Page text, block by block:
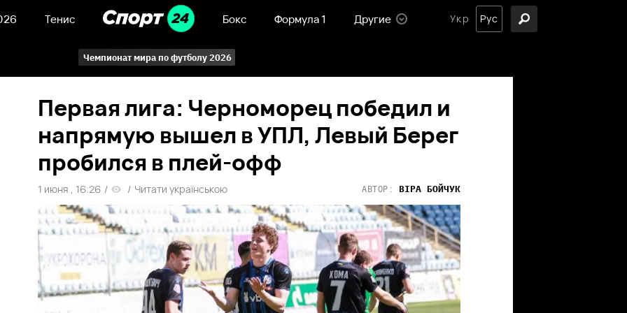
Тенис Бокс Формула 1 Другие Укр Рус
Чемпионат мира по футболу 2026
Первая лига: Черноморец победил и
напрямую вышел в УПЛ, Левый Берег
пробился в плей-офф
1 июня , 16:26 / / Читати українською АВТОР: ВІРА БОЙЧУК